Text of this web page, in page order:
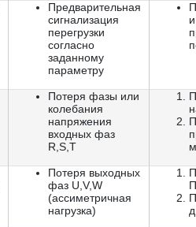
Предварительная
сигнализация
перегрузки
согласно
заданному
параметру
Потеря фазы или
колебания
напряжения
входных фаз
R,S,T
Потеря выходных
фаз U,V,W
(ассиметричная
нагрузка)